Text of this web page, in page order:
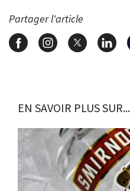
Partager l'article
EN SAVOIR PLUS SUR...